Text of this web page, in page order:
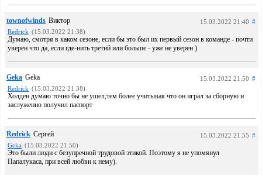
townofwinds Виктор 15.03.2022 21:40 #
Redrick (15.03.2022 21:38)
Думаю, смотря в каком сезоне, если бы это был их первый сезон в команде - почти
уверен что да, если где-нить третий или больше - уже не уверен )
Geka Geka 15.03.2022 21:50 #
Redrick (15.03.2022 21:38)
Холден думаю точно бы не ушел,тем более учитывая что он играл за сборную и
заслуженно получил паспорт
Redrick Сергей 15.03.2022 21:55 #
Geka (15.03.2022 21:50)
Это были люди с безупречной трудовой этикой. Поэтому я не упомянул
Папалукаса, при всей любви к нему).